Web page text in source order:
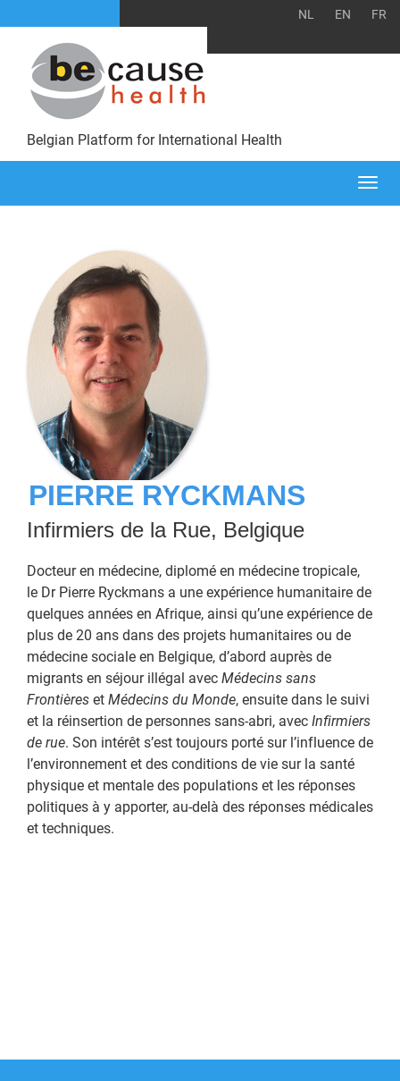
NL EN FR
Belgian Platform for International Health
PIERRE RYCKMANS
Infirmiers de la Rue, Belgique
Docteur en médecine, diplomé en médecine tropicale,
le Dr Pierre Ryckmans a une expérience humanitaire de
quelques années en Afrique, ainsi qu’une expérience de
plus de 20 ans dans des projets humanitaires ou de
médecine sociale en Belgique, d’abord auprès de
migrants en séjour illégal avecMédecins sans
FrontièresetMédecins du Monde, ensuite dans le suivi
et la réinsertion de personnes sans-abri, avecInfirmiers
de rue. Son intérêt s’est toujours porté sur l’influence de
l’environnement et des conditions de vie sur la santé
physique et mentale des populations et les réponses
politiques à y apporter, au-delà des réponses médicales
et techniques.